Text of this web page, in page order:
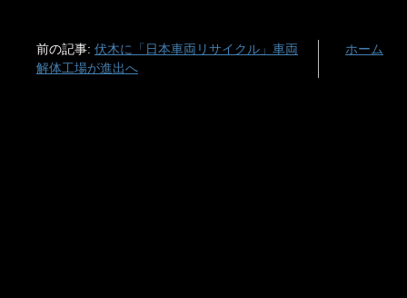
前の記事: 伏木に「日本車両リサイクル」車両
解体工場が進出へ
ホーム